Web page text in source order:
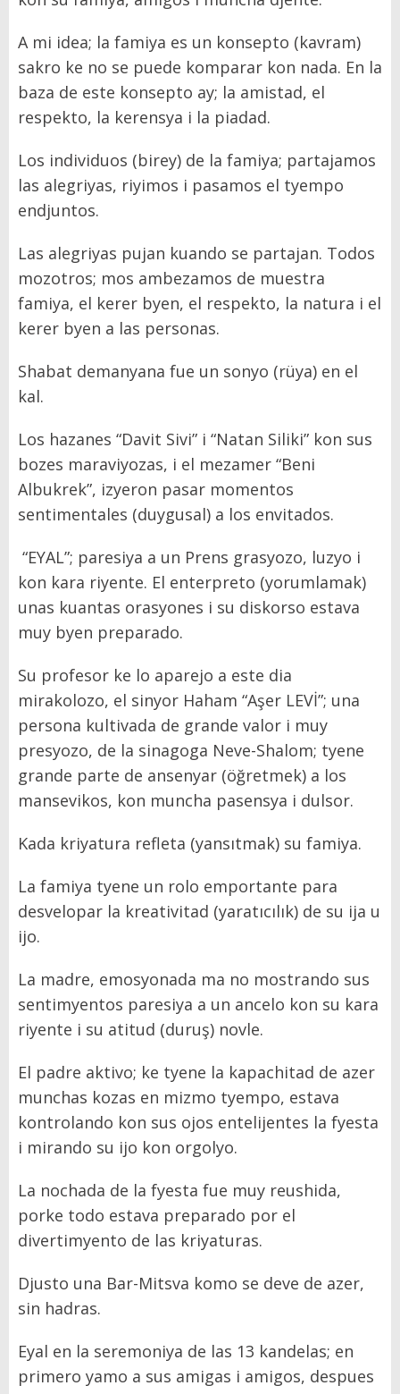
A mi idea; la famiya es un konsepto (kavram)
sakro ke no se puede komparar kon nada. En la
baza de este konsepto ay; la amistad, el
respekto, la kerensya i la piadad.
Los individuos (birey) de la famiya; partajamos
las alegriyas, riyimos i pasamos el tyempo
endjuntos.
Las alegriyas pujan kuando se partajan. Todos
mozotros; mos ambezamos de muestra
famiya, el kerer byen, el respekto, la natura i el
kerer byen a las personas.
Shabat demanyana fue un sonyo (rüya) en el
kal.
Los hazanes “Davit Sivi” i “Natan Siliki” kon sus
bozes maraviyozas, i el mezamer “Beni
Albukrek”, izyeron pasar momentos
sentimentales (duygusal) a los envitados.
“EYAL”; paresiya a un Prens grasyozo, luzyo i
kon kara riyente. El enterpreto (yorumlamak)
unas kuantas orasyones i su diskorso estava
muy byen preparado.
Su profesor ke lo aparejo a este dia
mirakolozo, el sinyor Haham “Aşer LEVİ”; una
persona kultivada de grande valor i muy
presyozo, de la sinagoga Neve-Shalom; tyene
grande parte de ansenyar (öğretmek) a los
mansevikos, kon muncha pasensya i dulsor.
Kada kriyatura refleta (yansıtmak) su famiya.
La famiya tyene un rolo emportante para
desvelopar la kreativitad (yaratıcılık) de su ija u
ijo.
La madre, emosyonada ma no mostrando sus
sentimyentos paresiya a un ancelo kon su kara
riyente i su atitud (duruş) novle.
El padre aktivo; ke tyene la kapachitad de azer
munchas kozas en mizmo tyempo, estava
kontrolando kon sus ojos entelijentes la fyesta
i mirando su ijo kon orgolyo.
La nochada de la fyesta fue muy reushida,
porke todo estava preparado por el
divertimyento de las kriyaturas.
Djusto una Bar-Mitsva komo se deve de azer,
sin hadras.
Eyal en la seremoniya de las 13 kandelas; en
primero yamo a sus amigas i amigos, despues